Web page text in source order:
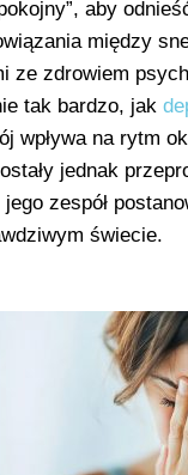
aby
między
ze zdrowiem
tak bardzo, jak
wpływa na rytm
jednak
zespół
świecie.